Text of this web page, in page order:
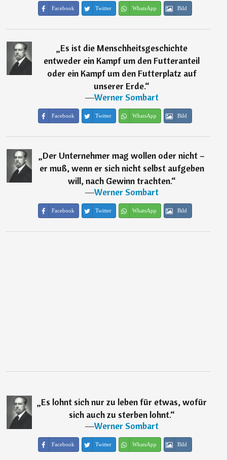
Facebook Twitter WhatsApp Bild
„Es ist die Menschheitsgeschichte
entweder ein Kampf um den Futteranteil
oder ein Kampf um den Futterplatz auf
unserer Erde.“
―Werner Sombart
Facebook Twitter WhatsApp Bild
„Der Unternehmer mag wollen oder nicht –
er muß, wenn er sich nicht selbst aufgeben
will, nach Gewinn trachten.“
―Werner Sombart
Facebook Twitter WhatsApp Bild
„Es lohnt sich nur zu leben für etwas, wofür
sich auch zu sterben lohnt.“
―Werner Sombart
Facebook Twitter WhatsApp Bild